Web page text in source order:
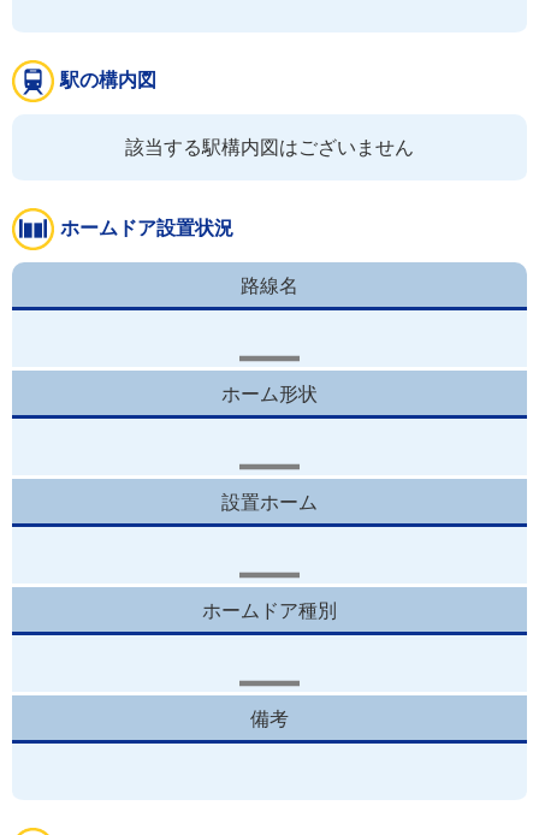
駅の構内図
該当する駅構内図はございません
ホームドア設置状況
路線名
ホーム形状
設置ホーム
ホームドア種別
備考